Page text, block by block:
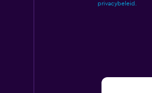
privacybeleid.